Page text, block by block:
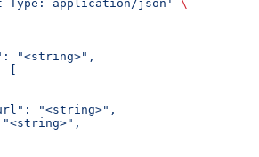
Type: application/json'
\
"<string>",
[
"<string>",